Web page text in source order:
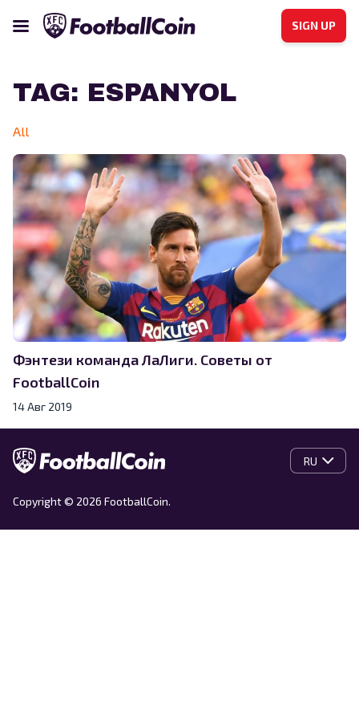
SIGN UP
TAG: ESPANYOL
All
Фэнтези команда ЛаЛиги. Советы от
FootballCoin
14 Авг 2019
RU
Copyright © 2026 FootballCoin.